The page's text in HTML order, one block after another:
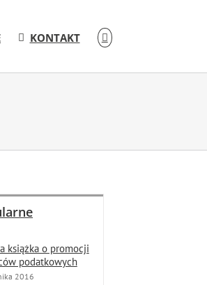
KONTAKT
książka o promocji
podatkowych
2016